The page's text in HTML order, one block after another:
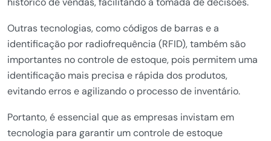
Outras tecnologias, como códigos de barras e a
identificação por radiofrequência (RFID), também são
importantes no controle de estoque, pois permitem uma
identificação mais precisa e rápida dos produtos,
evitando erros e agilizando o processo de inventário.
Portanto, é essencial que as empresas invistam em
tecnologia para garantir um controle de estoque